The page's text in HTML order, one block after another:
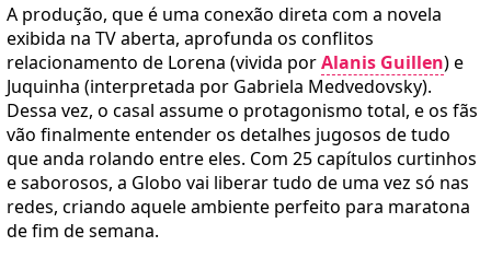
A produção, que é uma conexão direta com a novela
exibida na TV aberta, aprofunda os conflitos
relacionamento de Lorena (vivida porAlanis Guillen) e
Juquinha (interpretada por Gabriela Medvedovsky).
Dessa vez, o casal assume o protagonismo total, e os fãs
vão finalmente entender os detalhes jugosos de tudo
que anda rolando entre eles. Com 25 capítulos curtinhos
e saborosos, a Globo vai liberar tudo de uma vez só nas
redes, criando aquele ambiente perfeito para maratona
de fim de semana.